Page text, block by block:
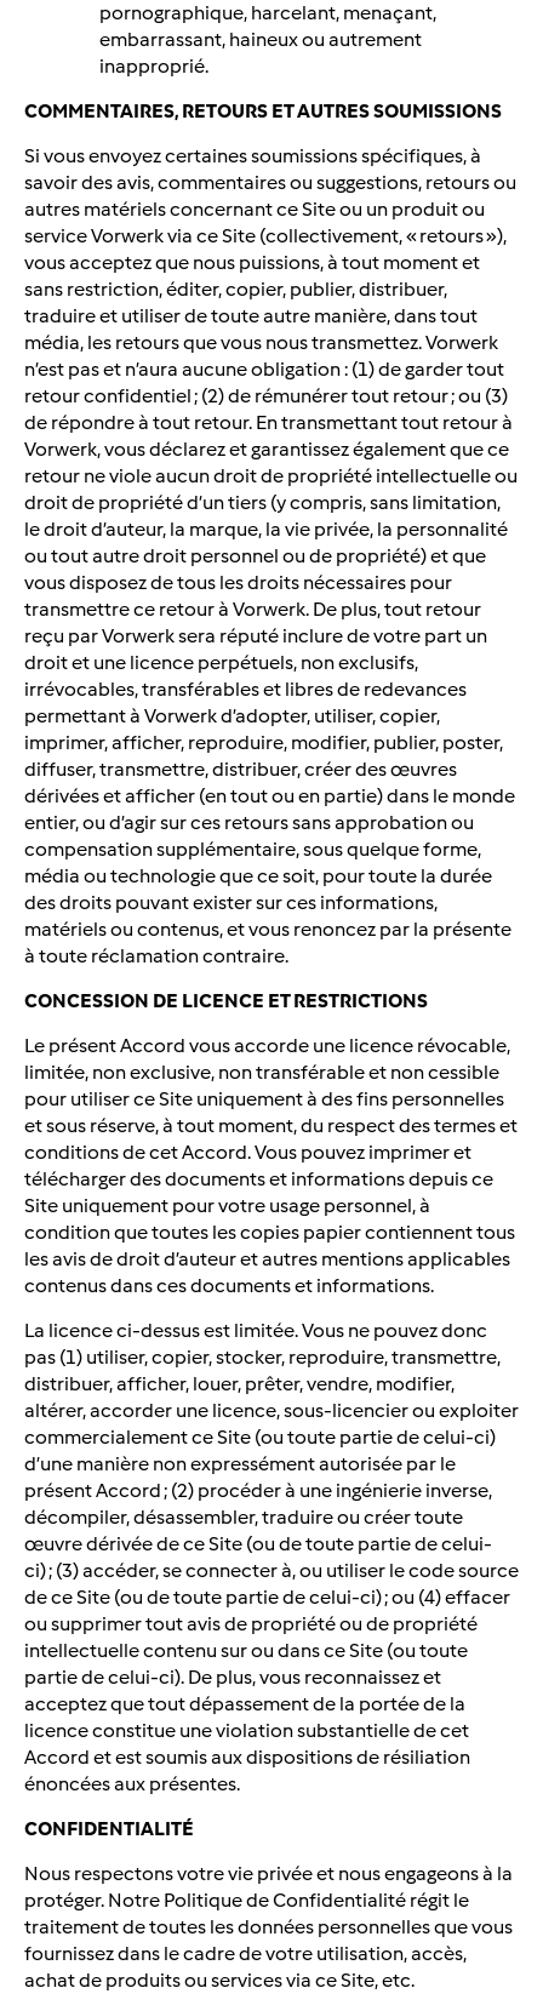
pornographique, harcelant, menaçant,
embarrassant, haineux ou autrement
inapproprié.
COMMENTAIRES, RETOURS ET AUTRES SOUMISSIONS
Si vous envoyez certaines soumissions spécifiques, à
savoir des avis, commentaires ou suggestions, retours ou
autres matériels concernant ce Site ou un produit ou
service Vorwerk via ce Site (collectivement, « retours »),
vous acceptez que nous puissions, à tout moment et
sans restriction, éditer, copier, publier, distribuer,
traduire et utiliser de toute autre manière, dans tout
média, les retours que vous nous transmettez. Vorwerk
n’est pas et n’aura aucune obligation : (1) de garder tout
retour confidentiel ; (2) de rémunérer tout retour ; ou (3)
de répondre à tout retour. En transmettant tout retour à
Vorwerk, vous déclarez et garantissez également que ce
retour ne viole aucun droit de propriété intellectuelle ou
droit de propriété d’un tiers (y compris, sans limitation,
le droit d’auteur, la marque, la vie privée, la personnalité
ou tout autre droit personnel ou de propriété) et que
vous disposez de tous les droits nécessaires pour
transmettre ce retour à Vorwerk. De plus, tout retour
reçu par Vorwerk sera réputé inclure de votre part un
droit et une licence perpétuels, non exclusifs,
irrévocables, transférables et libres de redevances
permettant à Vorwerk d’adopter, utiliser, copier,
imprimer, afficher, reproduire, modifier, publier, poster,
diffuser, transmettre, distribuer, créer des œuvres
dérivées et afficher (en tout ou en partie) dans le monde
entier, ou d’agir sur ces retours sans approbation ou
compensation supplémentaire, sous quelque forme,
média ou technologie que ce soit, pour toute la durée
des droits pouvant exister sur ces informations,
matériels ou contenus, et vous renoncez par la présente
à toute réclamation contraire.
CONCESSION DE LICENCE ET RESTRICTIONS
Le présent Accord vous accorde une licence révocable,
limitée, non exclusive, non transférable et non cessible
pour utiliser ce Site uniquement à des fins personnelles
et sous réserve, à tout moment, du respect des termes et
conditions de cet Accord. Vous pouvez imprimer et
télécharger des documents et informations depuis ce
Site uniquement pour votre usage personnel, à
condition que toutes les copies papier contiennent tous
les avis de droit d’auteur et autres mentions applicables
contenus dans ces documents et informations.
La licence ci-dessus est limitée. Vous ne pouvez donc
pas (1) utiliser, copier, stocker, reproduire, transmettre,
distribuer, afficher, louer, prêter, vendre, modifier,
altérer, accorder une licence, sous-licencier ou exploiter
commercialement ce Site (ou toute partie de celui-ci)
d’une manière non expressément autorisée par le
présent Accord ; (2) procéder à une ingénierie inverse,
décompiler, désassembler, traduire ou créer toute
œuvre dérivée de ce Site (ou de toute partie de celui-
ci) ; (3) accéder, se connecter à, ou utiliser le code source
de ce Site (ou de toute partie de celui-ci) ; ou (4) effacer
ou supprimer tout avis de propriété ou de propriété
intellectuelle contenu sur ou dans ce Site (ou toute
partie de celui-ci). De plus, vous reconnaissez et
acceptez que tout dépassement de la portée de la
licence constitue une violation substantielle de cet
Accord et est soumis aux dispositions de résiliation
énoncées aux présentes.
CONFIDENTIALITÉ
Nous respectons votre vie privée et nous engageons à la
protéger. Notre Politique de Confidentialité régit le
traitement de toutes les données personnelles que vous
fournissez dans le cadre de votre utilisation, accès,
achat de produits ou services via ce Site, etc.